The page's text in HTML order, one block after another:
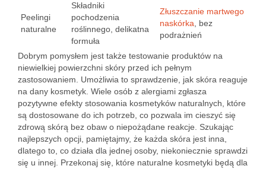
Peelingi
naturalne
Składniki
pochodzenia
roślinnego, delikatna
formuła
Złuszczanie martwego
naskórka , bez
podrażnień
Dobrym pomysłem jest także testowanie produktów na
niewielkiej powierzchni skóry przed ich pełnym
zastosowaniem. Umożliwia to sprawdzenie, jak skóra reaguje
na dany kosmetyk. Wiele osób z alergiami zgłasza
pozytywne efekty stosowania kosmetyków naturalnych, które
są dostosowane do ich potrzeb, co pozwala im cieszyć się
zdrową skórą bez obaw o niepożądane reakcje. Szukając
najlepszych opcji, pamiętajmy, że każda skóra jest inna,
dlatego to, co działa dla jednej osoby, niekoniecznie sprawdzi
się u innej. Przekonaj się, które naturalne kosmetyki będą dla